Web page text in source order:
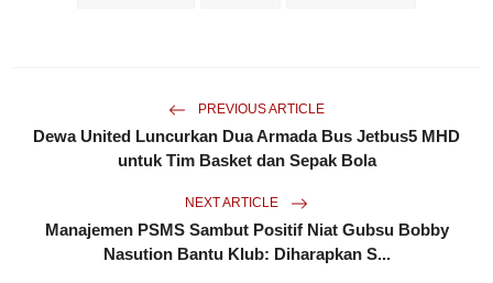
PREVIOUS ARTICLE
Dewa United Luncurkan Dua Armada Bus Jetbus5 MHD
untuk Tim Basket dan Sepak Bola
NEXT ARTICLE
Manajemen PSMS Sambut Positif Niat Gubsu Bobby
Nasution Bantu Klub: Diharapkan S...